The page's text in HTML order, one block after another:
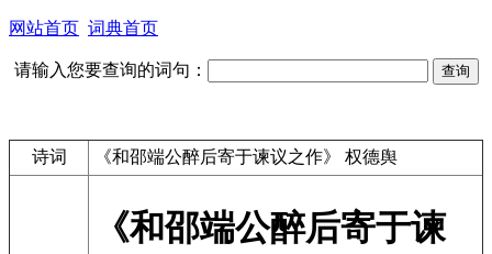
网站首页 词典首页
请输入您要查询的词句：
诗词 《和邵端公醉后寄于谏议之作》 权德舆
《和邵端公醉后寄于谏